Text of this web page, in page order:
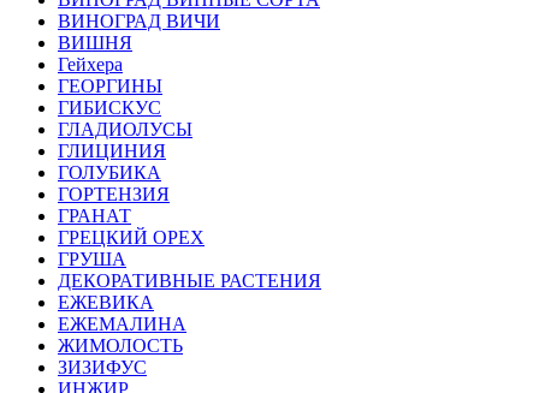
ВИНОГРАД ВИЧИ
ВИШНЯ
Гейхера
ГЕОРГИНЫ
ГИБИСКУС
ГЛАДИОЛУСЫ
ГЛИЦИНИЯ
ГОЛУБИКА
ГОРТЕНЗИЯ
ГРАНАТ
ГРЕЦКИЙ ОРЕХ
ГРУША
ДЕКОРАТИВНЫЕ РАСТЕНИЯ
ЕЖЕВИКА
ЕЖЕМАЛИНА
ЖИМОЛОСТЬ
ЗИЗИФУС